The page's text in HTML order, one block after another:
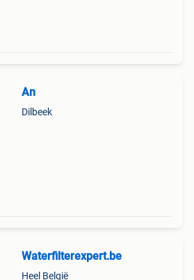
An
Dilbeek
Waterfilterexpert.be
Heel België